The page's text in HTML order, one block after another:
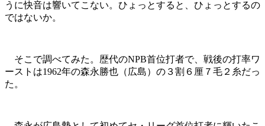
うに快音は響いてこない。ひょっとすると、ひょっとするの
ではないか。
そこで調べてみた。歴代のNPB首位打者で、戦後の打率ワ
ーストは1962年の森永勝也（広島）の３割６厘７毛２糸だっ
た。